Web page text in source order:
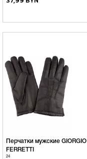
Перчатки мужские GIORGIO
FERRETTI
24